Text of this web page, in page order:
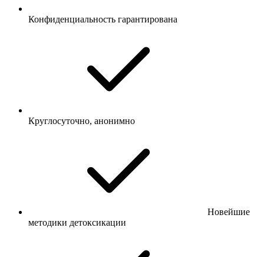
Конфиденциальность гарантирована
Круглосуточно, анонимно
Новейшие
методики детоксикации